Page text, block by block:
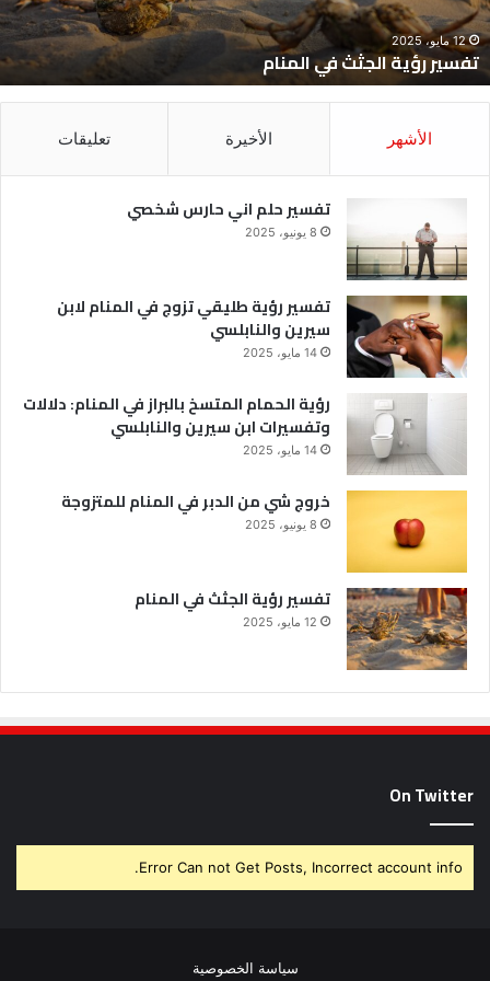
12 مايو، 2025
تفسير رؤية الجثث في المنام
الأشهر الأخيرة تعليقات
تفسير حلم اني حارس شخصي
8 يونيو، 2025
تفسير رؤية طليقي تزوج في المنام لابن
سيرين والنابلسي
14 مايو، 2025
رؤية الحمام المتسخ بالبراز في المنام: دلالات
وتفسيرات ابن سيرين والنابلسي
14 مايو، 2025
خروج شي من الدبر في المنام للمتزوجة
8 يونيو، 2025
تفسير رؤية الجثث في المنام
12 مايو، 2025
On Twitter
Error Can not Get Posts, Incorrect account info.
سياسة الخصوصية